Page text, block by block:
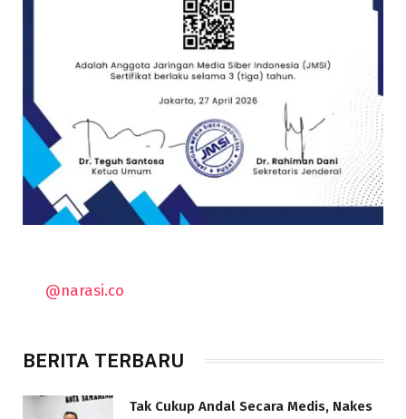
@narasi.co
BERITA TERBARU
Tak Cukup Andal Secara Medis, Nakes